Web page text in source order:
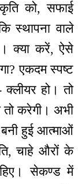
को, सफाई
स्थापना वाले
क्या करें, ऐसे
एकदम स्पष्ट
हो। तो
करेगी। अभी
बनी हुई आत्माओं
चाहे औरों के
सेकण्ड में